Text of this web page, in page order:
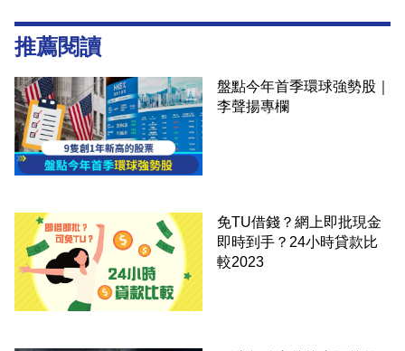
推薦閱讀
盤點今年首季環球強勢股｜
李聲揚專欄
免TU借錢？網上即批現金
即時到手？24小時貸款比
較2023